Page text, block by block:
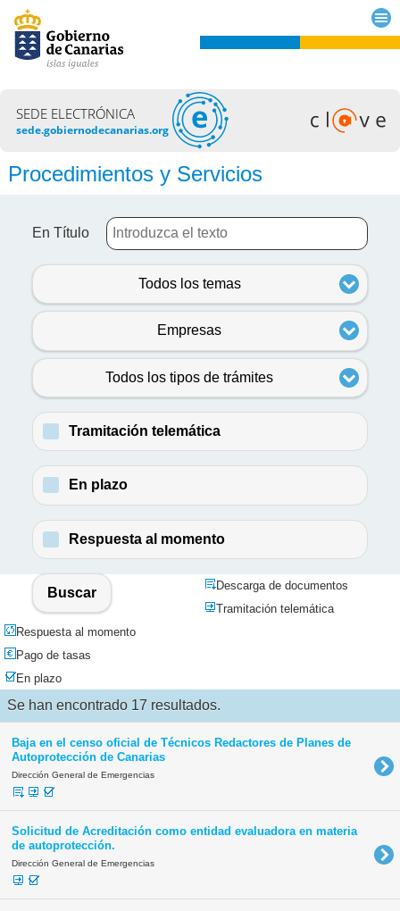
SEDE ELECTRÓNICA
sede.gobiernodecanarias.org
Procedimientos y Servicios
En Título
Todos los temas
Empresas
Todos los tipos de trámites
Tramitación telemática
En plazo
Respuesta al momento
Buscar
Descarga de documentos
Tramitación telemática
Respuesta al momento
Pago de tasas
En plazo
Se han encontrado 17 resultados.
Baja en el censo oficial de Técnicos Redactores de Planes de
Autoprotección de Canarias
Dirección General de Emergencias
Solicitud de Acreditación como entidad evaluadora en materia
de autoprotección.
Dirección General de Emergencias